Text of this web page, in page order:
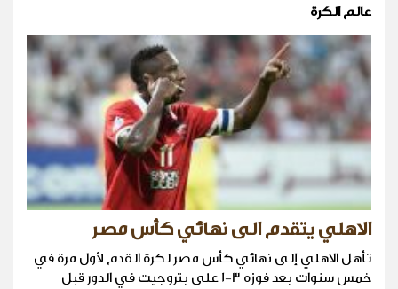
عالم الكرة
الاهلي يتقدم الى نهائي كأس مصر
تأهل الاهلي إلى نهائي كأس مصر لكرة القدم لأول مرة في
خمس سنوات بعد فوزه 3-1 على بتروجيت في الدور قبل